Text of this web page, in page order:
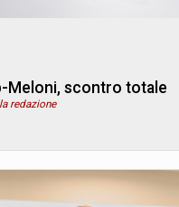
Meloni, scontro totale
redazione